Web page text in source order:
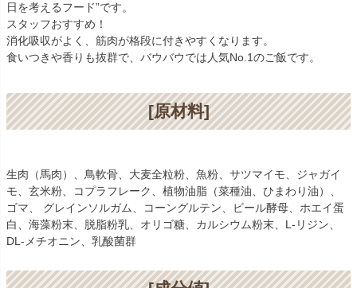
日を考えるフード”です。
スタッフおすすめ！
消化吸収がよく、筋肉が格段に付きやすくなります。
食いつきや香りも抜群で、バウバウでは人気No.1のご飯です。
[原材料]
生肉（馬肉）、鳥軟骨、大麦全粒粉、魚粉、サツマイモ、ジャガイ
モ、玄米粉、コプラフレーク、植物油脂（菜種油、ひまわり油）、
ゴマ、 グレインソルガム、コーングルテン、ビール酵母、ホエイ蛋
白、海藻粉末、脱脂粉乳、オリゴ糖、カルシウム粉末、L-リジン、
DL-メチオニン、乳酸菌群